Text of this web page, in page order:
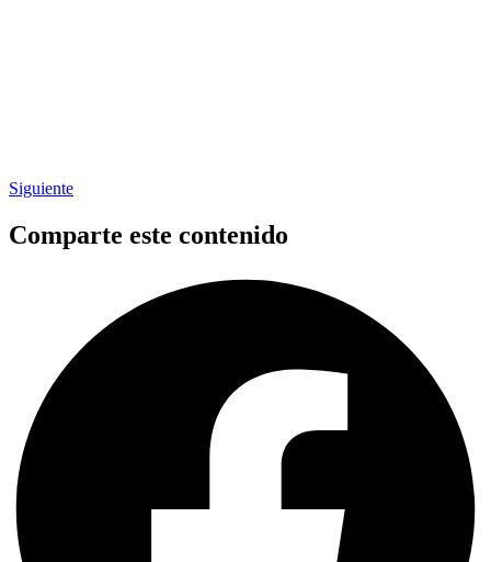
Siguiente
Comparte este contenido